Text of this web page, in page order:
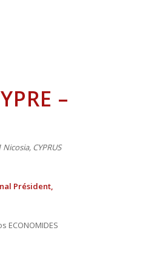
–
CYPRUS
Président,
ECONOMIDES